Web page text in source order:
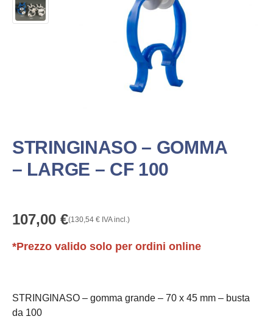
STRINGINASO – GOMMA
– LARGE – CF 100
107,00 €(130,54 € IVA incl.)
*Prezzo valido solo per ordini online
STRINGINASO – gomma grande – 70 x 45 mm – busta
da 100